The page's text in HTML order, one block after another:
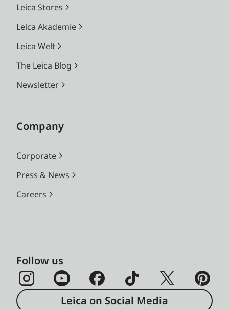
Leica Stores
Leica Akademie
Leica Welt
The Leica Blog
Newsletter
Company
Corporate
Press & News
Careers
Follow us
Leica on Social Media